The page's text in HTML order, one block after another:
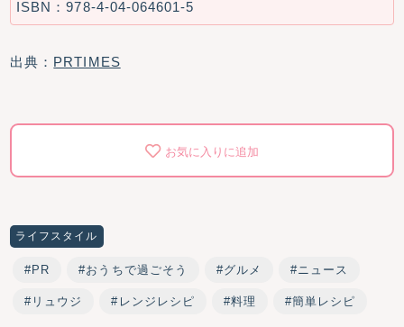
ISBN：978-4-04-064601-5
出典： PRTIMES
お気に入りに追加
ライフスタイル
PR おうちで過ごそう グルメ ニュース
リュウジ レンジレシピ 料理 簡単レシピ